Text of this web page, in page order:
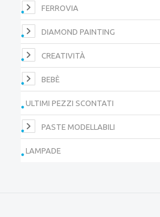
FERROVIA
DIAMOND PAINTING
CREATIVITÀ
BEBÈ
ULTIMI PEZZI SCONTATI
PASTE MODELLABILI
LAMPADE